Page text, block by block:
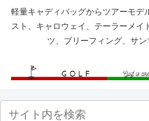
軽量キャディバッグからツアーモデ
スト、キャロウェイ、テーラーメイ
ツ、ブリーフィング、サン